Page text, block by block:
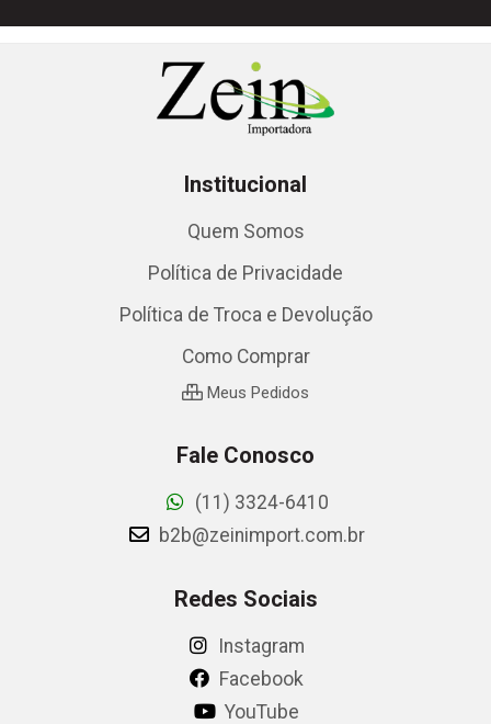
Institucional
Quem Somos
Política de Privacidade
Política de Troca e Devolução
Como Comprar
Meus Pedidos
Fale Conosco
(11) 3324-6410
b2b@zeinimport.com.br
Redes Sociais
Instagram
Facebook
YouTube